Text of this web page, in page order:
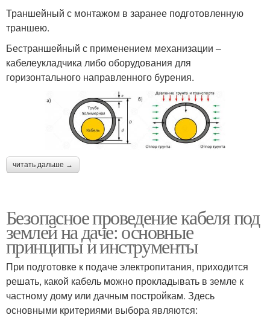
Траншейный с монтажом в заранее подготовленную
траншею.
Бестраншейный с применением механизации –
кабелеукладчика либо оборудования для
горизонтального направленного бурения.
читать дальше →
Безопасное проведение кабеля под
землей на даче: основные
принципы и инструменты
При подготовке к подаче электропитания, приходится
решать, какой кабель можно прокладывать в земле к
частному дому или дачным постройкам. Здесь
основными критериями выбора являются: